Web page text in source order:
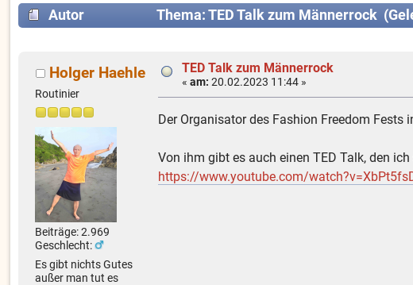
Autor Thema: TED Talk zum Männerrock
Holger Haehle
Routinier
Beiträge: 2.969
Geschlecht:
Es gibt nichts Gutes
außer man tut es
TED Talk zum Männerrock
«am: 20.02.2023 11:44 »
Der Organisator des Fashion Freedom Fests
Von ihm gibt es auch einen TED Talk, den
https://www.youtube.com/